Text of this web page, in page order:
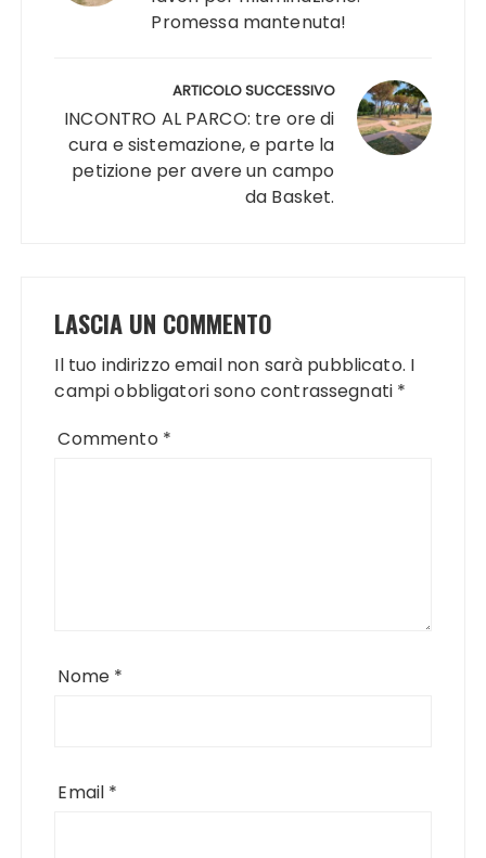
Promessa mantenuta!
ARTICOLO SUCCESSIVO
INCONTRO AL PARCO: tre ore di
cura e sistemazione, e parte la
petizione per avere un campo
da Basket.
LASCIA UN COMMENTO
Il tuo indirizzo email non sarà pubblicato. I
campi obbligatori sono contrassegnati *
Commento *
Nome *
Email *